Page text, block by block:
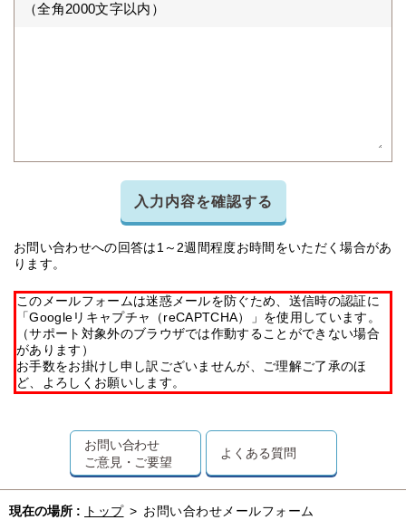
（全角2000文字以内）
入力内容を確認する
お問い合わせへの回答は1～2週間程度お時間をいただく場合があ
ります。
このメールフォームは迷惑メールを防ぐため、送信時の認証に
「Googleリキャプチャ（reCAPTCHA）」を使用しています。
（サポート対象外のブラウザでは作動することができない場合
があります）
お手数をお掛けし申し訳ございませんが、ご理解ご了承のほ
ど、よろしくお願いします。
お問い合わせ
ご意見・ご要望
よくある質問
現在の場所 : トップ > お問い合わせメールフォーム